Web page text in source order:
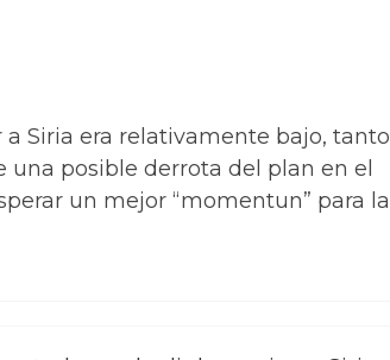
Siria era relativamente bajo, tanto
posible derrota del plan en el
un mejor “momentun” para la